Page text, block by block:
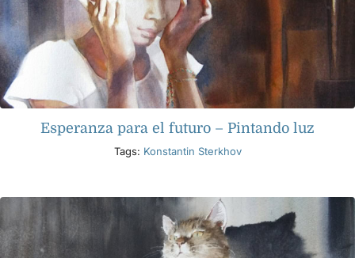
Esperanza para el futuro – Pintando luz
Tags: Konstantin Sterkhov